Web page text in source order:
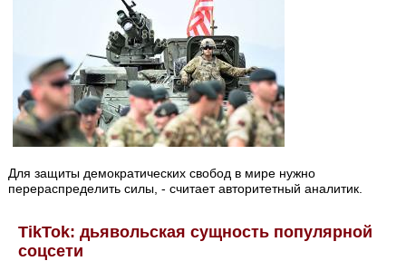
Для защиты демократических свобод в мире нужно
перераспределить силы, - считает авторитетный аналитик.
TikTok: дьявольская сущность популярной
соцсети